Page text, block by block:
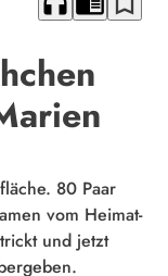
80 Paar
vom Heimat-
und jetzt